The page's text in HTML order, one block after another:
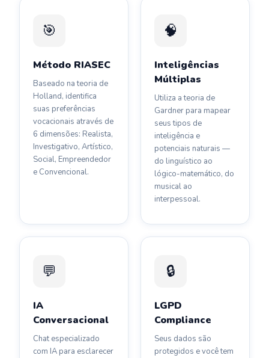
🎯
Método RIASEC
Baseado na teoria de
Holland, identifica
suas preferências
vocacionais através de
6 dimensões: Realista,
Investigativo, Artístico,
Social, Empreendedor
e Convencional.
🧠
Inteligências
Múltiplas
Utiliza a teoria de
Gardner para mapear
seus tipos de
inteligência e
potenciais naturais —
do linguístico ao
lógico-matemático, do
musical ao
interpessoal.
💬
IA
Conversacional
Chat especializado
com IA para esclarecer
🔒
LGPD
Compliance
Seus dados são
protegidos e você tem